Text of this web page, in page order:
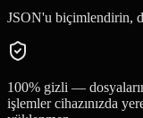
JSON'u biçimlendirin,
100% gizli —
işlemler cihazınızda